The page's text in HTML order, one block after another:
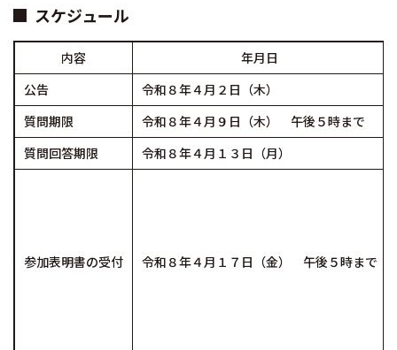
スケジュール
内容
年月日
公告
令和８年４月２日（木）
質問期限
令和８年４月９日（木） 午後５時まで
質問回答期限
令和８年４月１３日（月）
参加表明書の受付 令和８年４月１７日（金） 午後５時まで